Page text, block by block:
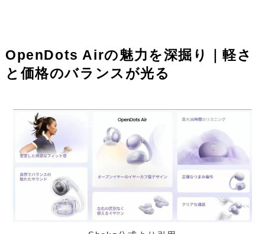
OpenDots Airの魅力を深掘り｜軽さ
と価格のバランスが光る